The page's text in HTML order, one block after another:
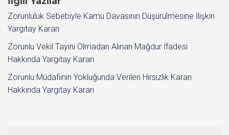
Zorunluluk Sebebiyle Kamu Davasının Düşürülmesine İlişkin
Yargıtay Kararı
Zorunlu Vekil Tayini Olmadan Alınan Mağdur İfadesi
Hakkında Yargıtay Kararı
Zorunlu Müdafiinin Yokluğunda Verilen Hırsızlık Kararı
Hakkında Yargıtay Kararı